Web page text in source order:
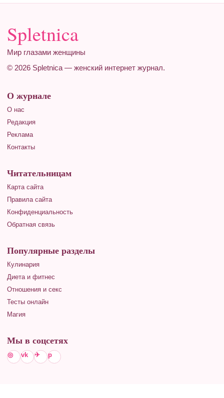
Spletnica
Мир глазами женщины
© 2026 Spletnica — женский интернет журнал.
О журнале
О нас
Редакция
Реклама
Контакты
Читательницам
Карта сайта
Правила сайта
Конфиденциальность
Обратная связь
Популярные разделы
Кулинария
Диета и фитнес
Отношения и секс
Тесты онлайн
Магия
Мы в соцсетях
◎ vk ✈ p